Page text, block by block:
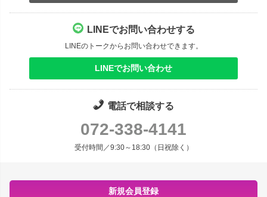
LINEでお問い合わせする
LINEのトークからお問い合わせできます。
LINEでお問い合わせ
電話で相談する
072-338-4141
受付時間／9:30～18:30（日祝除く）
新規会員登録